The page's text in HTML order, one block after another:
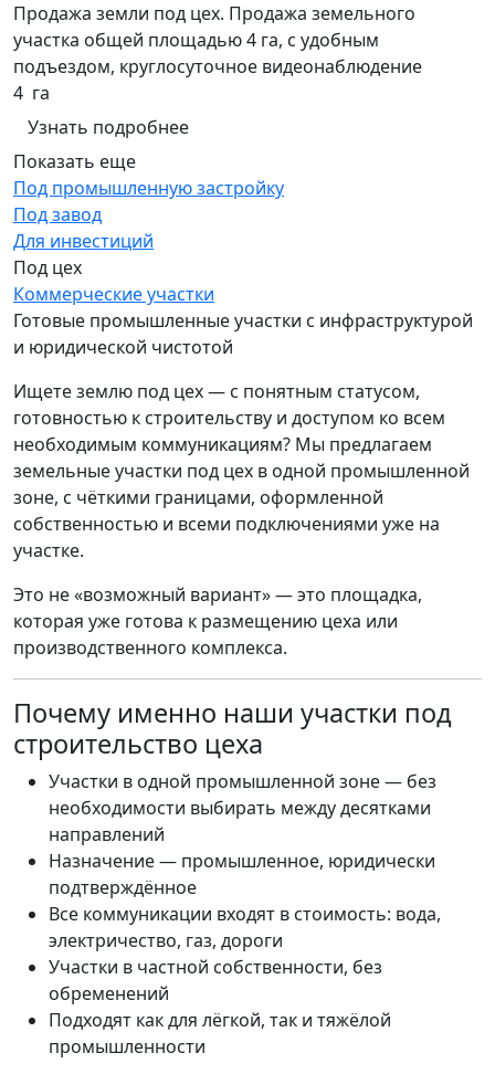
Продажа земли под цех. Продажа земельного
участка общей площадью 4 га, с удобным
подъездом, круглосуточное видеонаблюдение
4 га
Узнать подробнее
Показать еще
Под промышленную застройку
Под завод
Для инвестиций
Под цех
Коммерческие участки
Готовые промышленные участки с инфраструктурой
и юридической чистотой
Ищете землю под цех — с понятным статусом,
готовностью к строительству и доступом ко всем
необходимым коммуникациям? Мы предлагаем
земельные участки под цех в одной промышленной
зоне, с чёткими границами, оформленной
собственностью и всеми подключениями уже на
участке.
Это не «возможный вариант» — это площадка,
которая уже готова к размещению цеха или
производственного комплекса.
Почему именно наши участки под
строительство цеха
Участки в одной промышленной зоне — без
необходимости выбирать между десятками
направлений
Назначение — промышленное, юридически
подтверждённое
Все коммуникации входят в стоимость: вода,
электричество, газ, дороги
Участки в частной собственности, без
обременений
Подходят как для лёгкой, так и тяжёлой
промышленности